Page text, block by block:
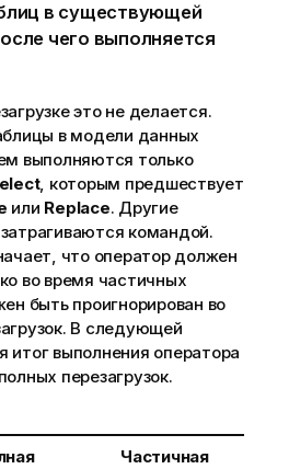
в существующей
чего выполняется
это не делается.
в модели данных
выполняются только
, которым предшествует
или Replace. Другие
командой.
что оператор должен
во время частичных
быть проигнорирован во
В следующей
итог выполнения оператора
перезагрузок.
Частичная